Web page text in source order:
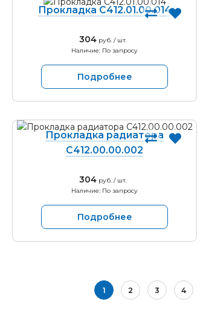
Прокладка С412.01.00.014
304 руб. / шт.
Наличие: По запросу
Подробнее
Прокладка радиатора
С412.00.00.002
304 руб. / шт.
Наличие: По запросу
Подробнее
1 2 3 4